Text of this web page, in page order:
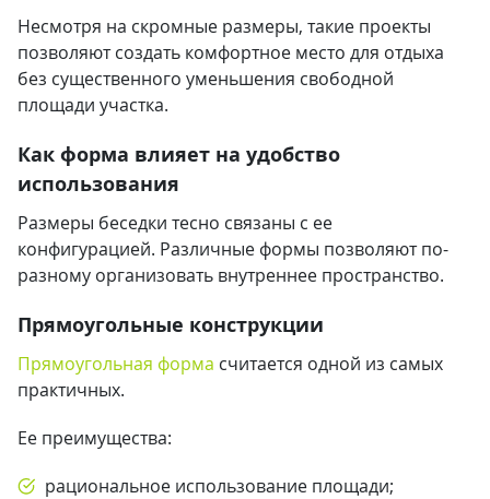
Несмотря на скромные размеры, такие проекты
позволяют создать комфортное место для отдыха
без существенного уменьшения свободной
площади участка.
Как форма влияет на удобство
использования
Размеры беседки тесно связаны с ее
конфигурацией. Различные формы позволяют по-
разному организовать внутреннее пространство.
Прямоугольные конструкции
Прямоугольная форма считается одной из самых
практичных.
Ее преимущества:
рациональное использование площади;